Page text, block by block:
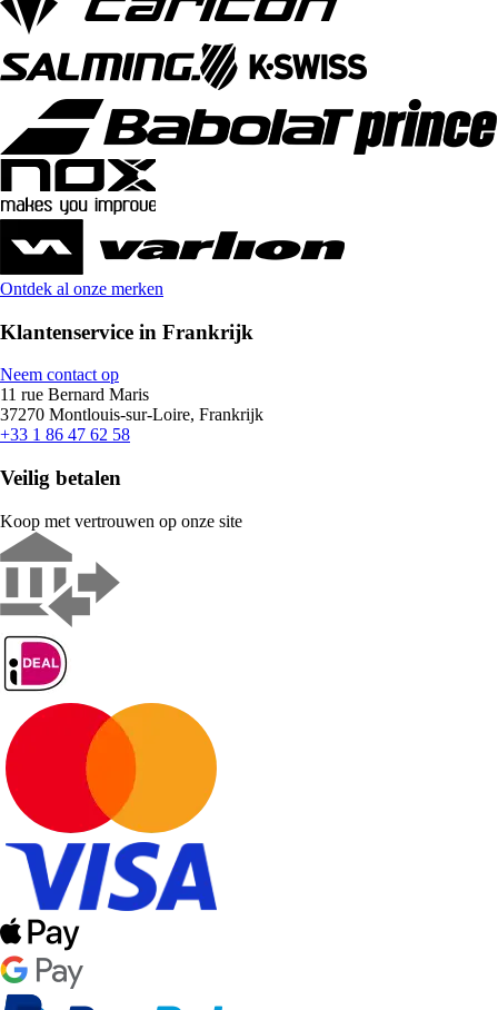
Ontdek al onze merken
Klantenservice in Frankrijk
Neem contact op
11 rue Bernard Maris
37270 Montlouis-sur-Loire, Frankrijk
+33 1 86 47 62 58
Veilig betalen
Koop met vertrouwen op onze site